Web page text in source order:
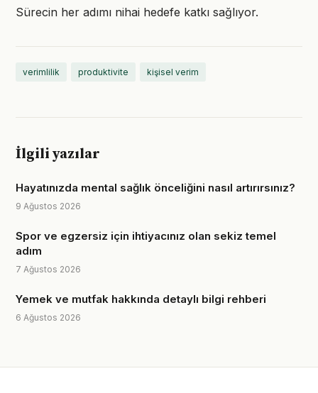
Sürecin her adımı nihai hedefe katkı sağlıyor.
verimlilik produktivite kişisel verim
İlgili yazılar
Hayatınızda mental sağlık önceliğini nasıl artırırsınız?
9 Ağustos 2026
Spor ve egzersiz için ihtiyacınız olan sekiz temel
adım
7 Ağustos 2026
Yemek ve mutfak hakkında detaylı bilgi rehberi
6 Ağustos 2026